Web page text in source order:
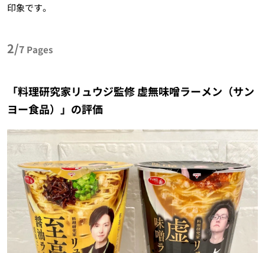
印象です。
2/7 Pages
「料理研究家リュウジ監修 虚無味噌ラーメン（サン
ヨー食品）」の評価